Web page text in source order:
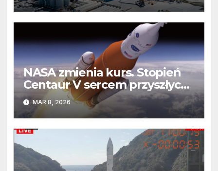
NASA zmienia kurs. Stopień
Centaur V sercem przyszłych
misji Artemis
MAR 8, 2026